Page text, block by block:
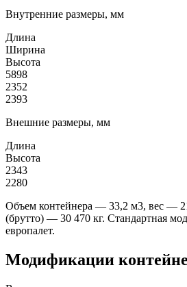
Внутренние размеры, мм
Длина
Ширина
Высота
5898
2352
2393
Внешние размеры, мм
Длина
Высота
2343
2280
Объем контейнера — 33,2 м3, вес —
(брутто) — 30 470 кг. Стандартная
европалет.
Модификации